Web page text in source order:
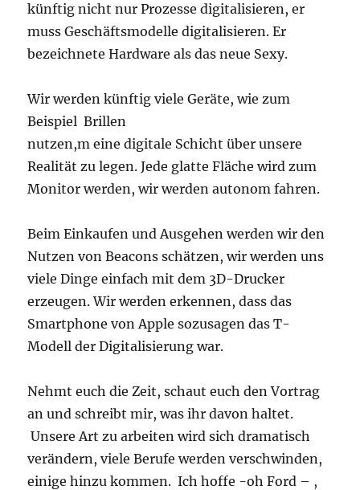
künftig nicht nur Prozesse digitalisieren, er
muss Geschäftsmodelle digitalisieren. Er
bezeichnete Hardware als das neue Sexy.
Wir werden künftig viele Geräte, wie zum
Beispiel Brillen
nutzen,m eine digitale Schicht über unsere
Realität zu legen. Jede glatte Fläche wird zum
Monitor werden, wir werden autonom fahren.
Beim Einkaufen und Ausgehen werden wir den
Nutzen von Beacons schätzen, wir werden uns
viele Dinge einfach mit dem 3D-Drucker
erzeugen. Wir werden erkennen, dass das
Smartphone von Apple sozusagen das T-
Modell der Digitalisierung war.
Nehmt euch die Zeit, schaut euch den Vortrag
an und schreibt mir, was ihr davon haltet.
Unsere Art zu arbeiten wird sich dramatisch
verändern, viele Berufe werden verschwinden,
einige hinzu kommen. Ich hoffe -oh Ford – ,